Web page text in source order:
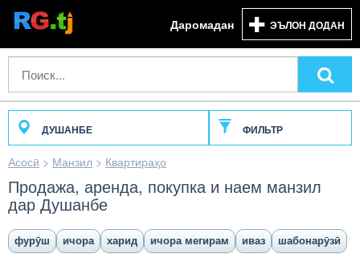
Даромадан ЭЪЛОН ДОДАН
ДУШАНБЕ ФИЛЬТР
Асосӣ > Манзил > Квартираҳо
Продажа, аренда, покупка и наем манзил
дар Душанбе
фурӯш ичора харид ичора мегирам иваз шабонарӯзӣ